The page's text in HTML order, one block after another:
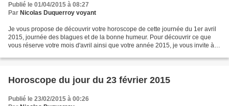
Publié le 01/04/2015 à 08:27
Par Nicolas Duquerroy voyant
Je vous propose de découvrir votre horoscope de cette journée du 1er avril
2015, journée des blagues et de la bonne humeur. Pour découvrir ce que
vous réserve votre mois d'avril ainsi que votre année 2015, je vous invite à
Horoscope du jour du 23 février 2015
Publié le 23/02/2015 à 00:26